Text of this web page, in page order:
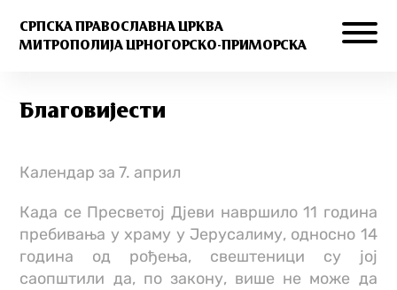
СРПСКА ПРАВОСЛАВНА ЦРКВА
МИТРОПОЛИЈА ЦРНОГОРСКО-ПРИМОРСКА
Благовиjести
Календар за 7. април
Када се Пресветој Дjеви навршило 11 година
пребивања у храму у Јерусалиму, односно 14
година од рођења, свештеници су јој
саопштили да, по закону, више не може да